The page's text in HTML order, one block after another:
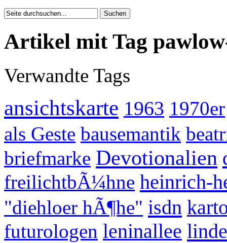
Artikel mit Tag
Verwandte Tags
ansichtskarte 1963 1970er
als Geste bausemantik
briefmarke Devotionalien
freilichtbÃ¼hne heinrich-
"diehloer hÃ¶he" isdn
futurologen leninallee